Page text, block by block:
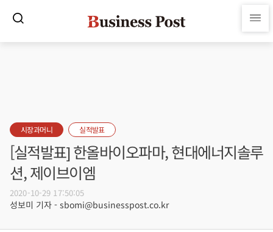
시장과머니 실적발표
[실적발표] 한올바이오파마, 현대에너지솔루
션, 제이브이엠
2020-10-29 17:50:05
성보미 기자 - sbomi@businesspost.co.kr